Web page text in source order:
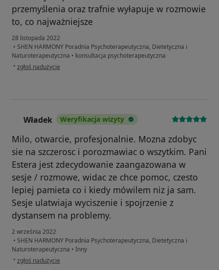
przemyślenia oraz trafnie wyłapuje w rozmowie
to, co najważniejsze
28 listopada 2022
• SHEN HARMONY Poradnia Psychoterapeutyczna, Dietetyczna i
Naturoterapeutyczna • konsultacja psychoterapeutyczna
• w opinii użytkownika Monika
zgłoś nadużycie
Władek Weryfikacja wizyty
Milo, otwarcie, profesjonalnie. Mozna zdobyc
sie na szczerosc i porozmawiac o wszytkim. Pani
Estera jest zdecydowanie zaangazowana w
sesje / rozmowe, widac ze chce pomoc, czesto
lepiej pamieta co i kiedy mówilem niz ja sam.
Sesje ulatwiaja wyciszenie i spojrzenie z
dystansem na problemy.
2 września 2022
• SHEN HARMONY Poradnia Psychoterapeutyczna, Dietetyczna i
Naturoterapeutyczna • Inny
• w opinii użytkownika Władek
zgłoś nadużycie